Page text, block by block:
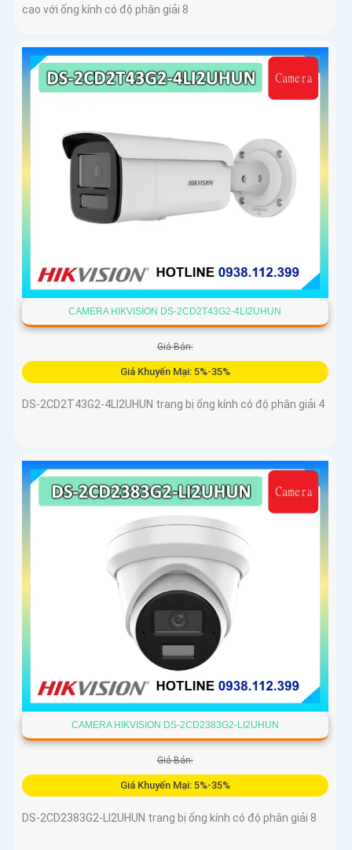
cao với ống kính có độ phân giải 8
CAMERA HIKVISION DS-2CD2T43G2-4LI2UHUN
Giá Bán:
Giá Khuyến Mại: 5%-35%
DS-2CD2T43G2-4LI2UHUN trang bị ống kính có độ phân giải 4
CAMERA HIKVISION DS-2CD2383G2-LI2UHUN
Giá Bán:
Giá Khuyến Mại: 5%-35%
DS-2CD2383G2-LI2UHUN trang bị ống kính có độ phân giải 8